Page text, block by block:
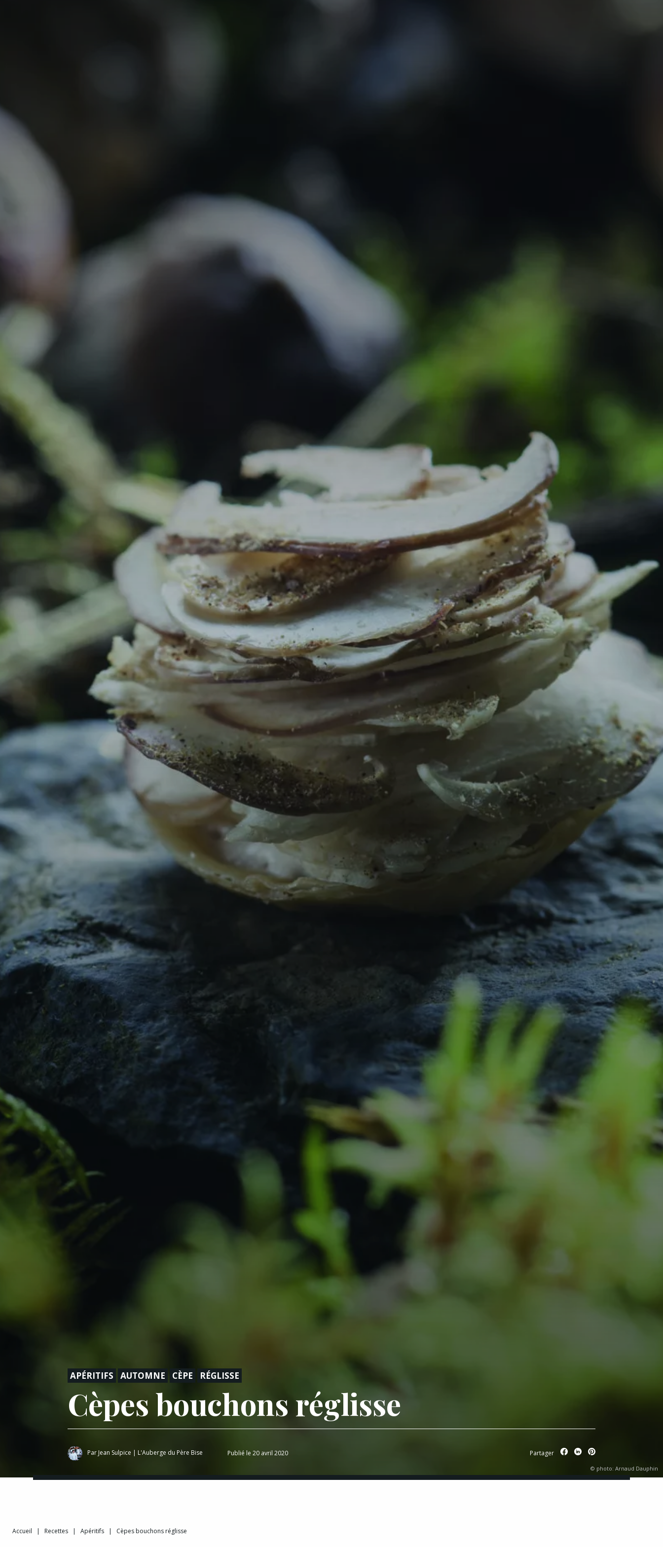
© photo: Arnaud Dauphin
APÉRITIFS AUTOMNE CÈPE RÉGLISSE
Cèpes bouchons réglisse
Par Jean Sulpice | L'Auberge du Père Bise Publié le 20 avril 2020 Partager
Accueil | Recettes | Apéritifs | Cèpes bouchons réglisse